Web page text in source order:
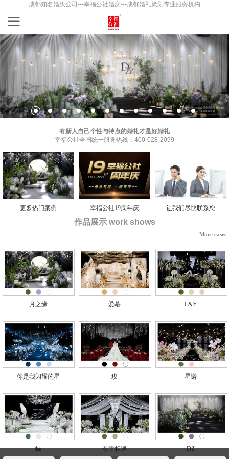
成都知名婚庆公司---幸福公社婚庆---成都婚礼策划专业服务机构
有新人自己个性与特点的婚礼才是好婚礼
幸福公社全国统一服务热线：400-028-2099
更多热门案例 幸福公社19周年庆 让我们尽快联系您
作品展示 work shows
More cases
月之缘 爱慕 L&Y
你是我闪耀的星 玫 星诺
蝶 有幸相遇 DZ